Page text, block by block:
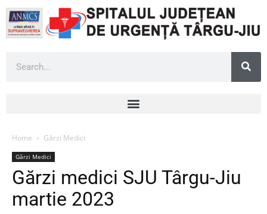
Home Gărzi Medici
Gărzi Medici
Gărzi medici SJU Târgu-Jiu
martie 2023